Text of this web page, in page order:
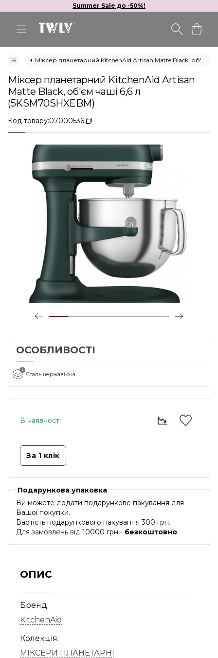
Summer Sale до -50%!
Міксер планетарний KitchenAid Artisan Matte Black, об'єм чаші 6,6 л (5KSM70SHXEBM)
Міксер планетарний KitchenAid Artisan
Matte Black, об'єм чаші 6,6 л
(5KSM70SHXEBM)
Код товару:07000536
ОСОБЛИВОСТІ
i
Сталь нержавіюча
В наявності
За 1 клiк
Подарункова упаковка
Ви можете додати подарункове пакування для
Вашої покупки.
Вартість подарункового пакування 300 грн.
Для замовлень від 10000 грн - безкоштовно.
ОПИС
Бренд:
KitchenAid
Колекція:
МІКСЕРИ ПЛАНЕТАРНІ